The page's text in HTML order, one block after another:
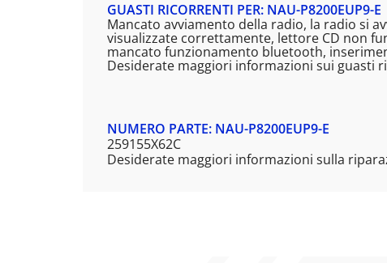
GUASTI RICORRENTI PER: NAU-P8200EUP9-E
Mancato avviamento della radio, la radio si
visualizzate correttamente, lettore CD non
mancato funzionamento bluetooth,
Desiderate maggiori informazioni sui guasti
NUMERO PARTE: NAU-P8200EUP9-E
259155X62C
Desiderate maggiori informazioni sulla